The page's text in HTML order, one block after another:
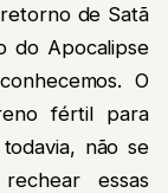
de Satã
do Apocalipse
O
fértil para
não se
essas